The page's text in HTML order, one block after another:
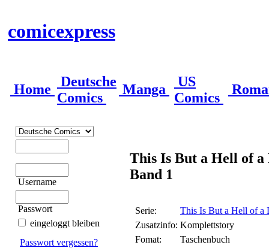
comicexpress
Home
Deutsche
Comics
Manga
US
Comics
Username
Passwort
eingeloggt bleiben
Passwort vergessen?
This Is But a Hell of a
Band 1
Serie:
This Is But a Hell of a
Zusatzinfo: Komplettstory
Fomat:
Taschenbuch